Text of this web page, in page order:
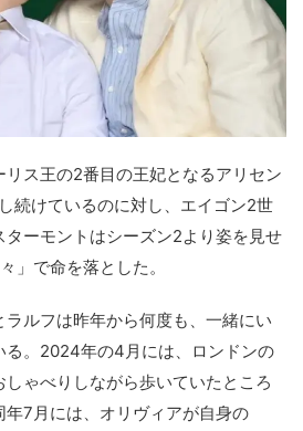
ス王の2番目の王妃となるアリセン
続けているのに対し、エイゴン2世
ーモントはシーズン2より姿を見せ
」で命を落とした。
ルフは昨年から何度も、一緒にい
る。2024年の4月には、ロンドンの
ゃべりしながら歩いていたところ
年7月には、オリヴィアが自身の